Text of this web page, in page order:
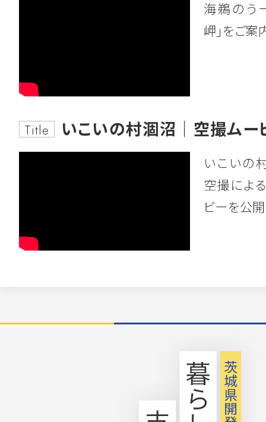
2022.10.21
ホームページをリニューアルしました。
お知らせ 2022.09.05
風水害を想定した防災訓練を実施しま
令和４年８月４日、開発公社では企
水害を想定した防災訓練を実施しまし
詳しくはこちら
2026.07.06
フロンティアパーク坂東(坂東山地区)
とおりです。
令和8年度工事の発注見通し一覧(R8
東
2026.05.18
阿見実穀地区に係る工事発注見通し
1四半期分)については、次のとおりです
海鵜のう
岬」をご案
Title いこいの村涸沼｜空撮ム
いこいの
空撮によ
ビーを公